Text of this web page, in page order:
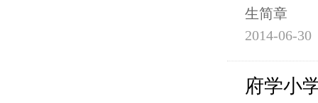
生简章
2014-06-30
府学小